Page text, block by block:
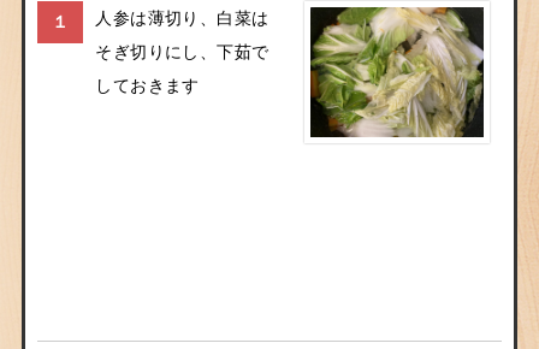
１
人参は薄切り、白菜は
そぎ切りにし、下茹で
しておきます